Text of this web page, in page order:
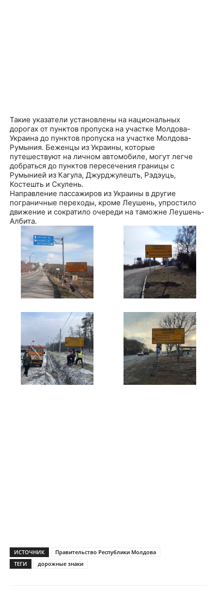
Такие указатели установлены на национальных
дорогах от пунктов пропуска на участке Молдова-
Украина до пунктов пропуска на участке Молдова-
Румыния. Беженцы из Украины, которые
путешествуют на личном автомобиле, могут легче
добраться до пунктов пересечения границы с
Румынией из Кагула, Джурджулешть, Рэдэуць,
Костешть и Скулень.
Направление пассажиров из Украины в другие
пограничные переходы, кроме Леушень, упростило
движение и сократило очереди на таможне Леушень-
Албита.
ИСТОЧНИК
Правительство Республики Молдова
ТЕГИ
дорожные знаки